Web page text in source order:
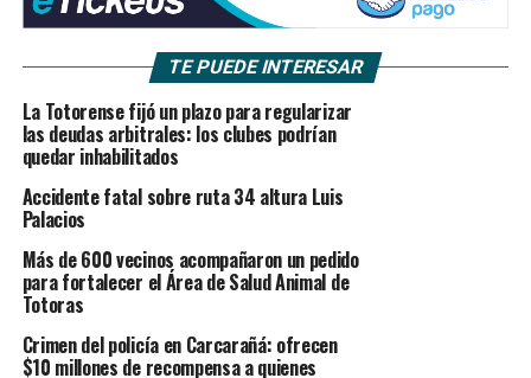
TE PUEDE INTERESAR
La Totorense fijó un plazo para regularizar
las deudas arbitrales: los clubes podrían
quedar inhabilitados
Accidente fatal sobre ruta 34 altura Luis
Palacios
Más de 600 vecinos acompañaron un pedido
para fortalecer el Área de Salud Animal de
Totoras
Crimen del policía en Carcarañá: ofrecen
$10 millones de recompensa a quienes